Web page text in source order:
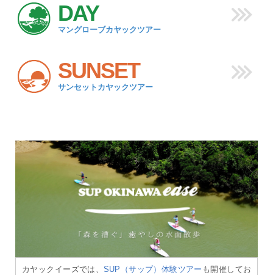
DAY
マングローブカヤックツアー
SUNSET
サンセットカヤックツアー
カヤックイーズでは、SUP（サップ）体験ツアー も開催してお